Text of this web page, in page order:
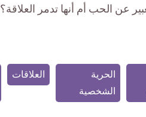
عن الحب أم أنها تدمر العلاقة؟
الحرية
الشخصية
العلاقات